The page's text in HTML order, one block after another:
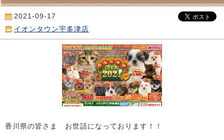
2021-09-17
イオンタウン宇多津店
香川県の皆さま お世話になっております！！